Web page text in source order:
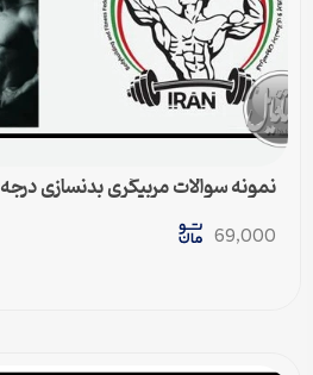
نمونه سوالات مربیگری بدنسازی درجه 2 + جواب
69,000